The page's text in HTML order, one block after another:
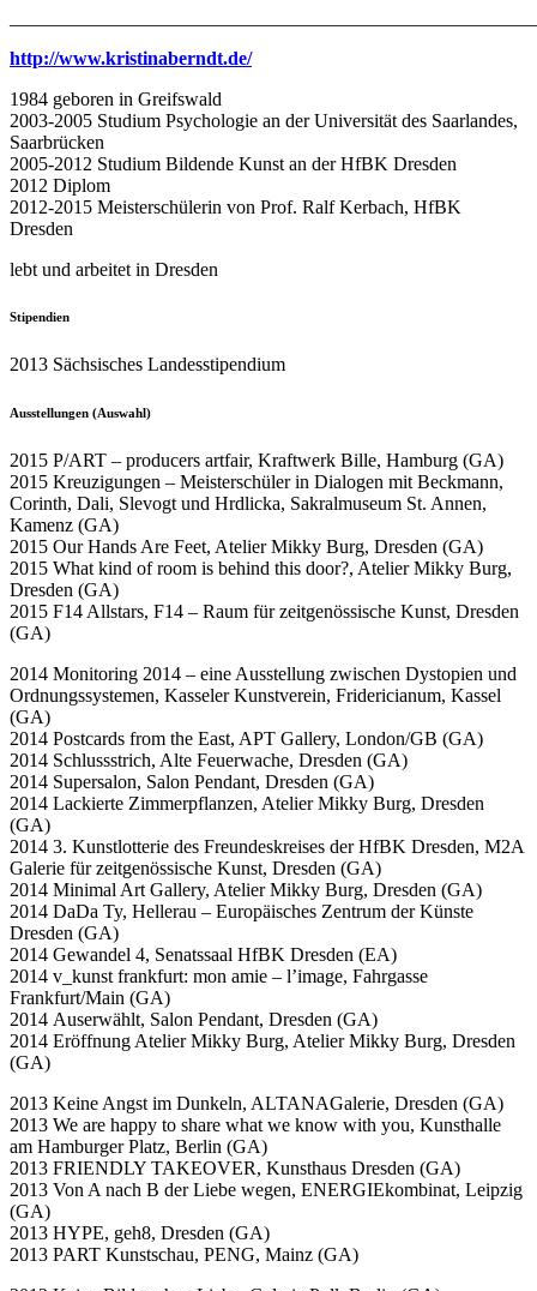
http://www.kristinaberndt.de/
1984 geboren in Greifswald
2003-2005 Studium Psychologie an der Universität des Saarlandes,
Saarbrücken
2005-2012 Studium Bildende Kunst an der HfBK Dresden
2012 Diplom
2012-2015 Meisterschülerin von Prof. Ralf Kerbach, HfBK
Dresden
lebt und arbeitet in Dresden
Stipendien
2013 Sächsisches Landesstipendium
Ausstellungen (Auswahl)
2015 P/ART – producers artfair, Kraftwerk Bille, Hamburg (GA)
2015 Kreuzigungen – Meisterschüler in Dialogen mit Beckmann,
Corinth, Dali, Slevogt und Hrdlicka, Sakralmuseum St. Annen,
Kamenz (GA)
2015 Our Hands Are Feet, Atelier Mikky Burg, Dresden (GA)
2015 What kind of room is behind this door?, Atelier Mikky Burg,
Dresden (GA)
2015 F14 Allstars, F14 – Raum für zeitgenössische Kunst, Dresden
(GA)
2014 Monitoring 2014 – eine Ausstellung zwischen Dystopien und
Ordnungssystemen, Kasseler Kunstverein, Fridericianum, Kassel
(GA)
2014 Postcards from the East, APT Gallery, London/GB (GA)
2014 Schlussstrich, Alte Feuerwache, Dresden (GA)
2014 Supersalon, Salon Pendant, Dresden (GA)
2014 Lackierte Zimmerpflanzen, Atelier Mikky Burg, Dresden
(GA)
2014 3. Kunstlotterie des Freundeskreises der HfBK Dresden, M2A
Galerie für zeitgenössische Kunst, Dresden (GA)
2014 Minimal Art Gallery, Atelier Mikky Burg, Dresden (GA)
2014 DaDa Ty, Hellerau – Europäisches Zentrum der Künste
Dresden (GA)
2014 Gewandel 4, Senatssaal HfBK Dresden (EA)
2014 v_kunst frankfurt: mon amie – l’image, Fahrgasse
Frankfurt/Main (GA)
2014 Auserwählt, Salon Pendant, Dresden (GA)
2014 Eröffnung Atelier Mikky Burg, Atelier Mikky Burg, Dresden
(GA)
2013 Keine Angst im Dunkeln, ALTANAGalerie, Dresden (GA)
2013 We are happy to share what we know with you, Kunsthalle
am Hamburger Platz, Berlin (GA)
2013 FRIENDLY TAKEOVER, Kunsthaus Dresden (GA)
2013 Von A nach B der Liebe wegen, ENERGIEkombinat, Leipzig
(GA)
2013 HYPE, geh8, Dresden (GA)
2013 PART Kunstschau, PENG, Mainz (GA)